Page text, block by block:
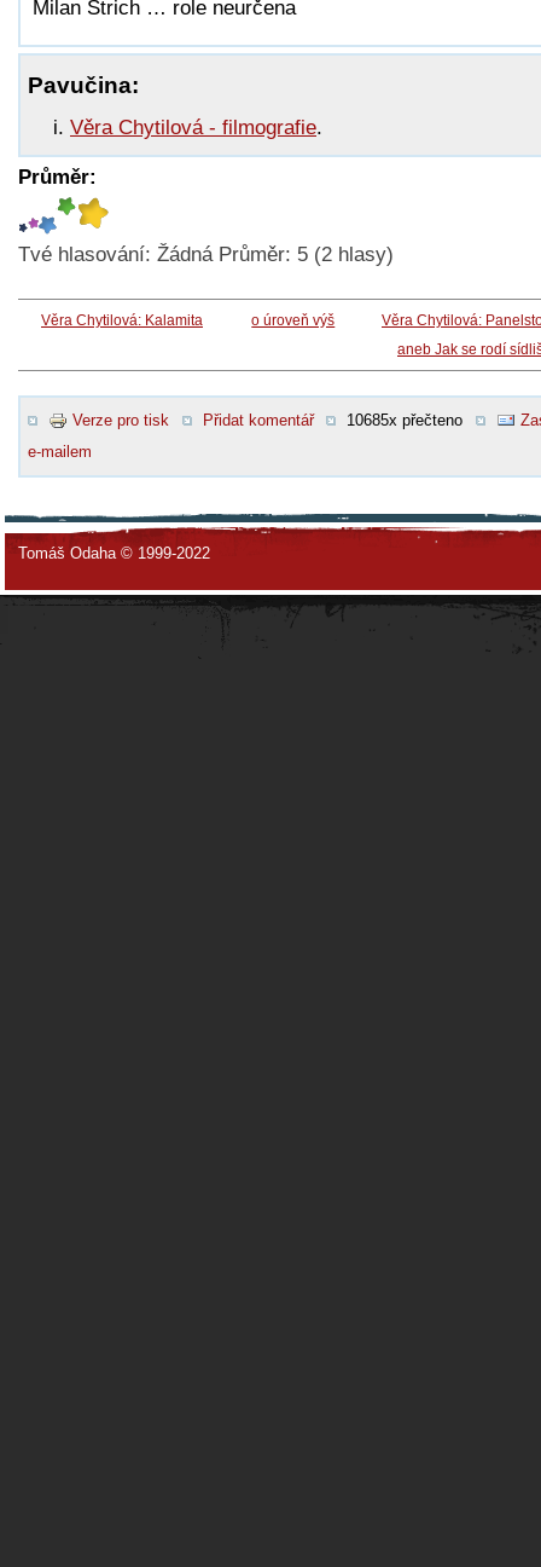
Milan Štrich … role neurčena
Pavučina:
Věra Chytilová - filmografie.
Průměr:
Tvé hlasování: Žádná Průměr: 5 (2 hlasy)
Věra Chytilová: Kalamita o úroveň výš
Věra Chytilová:
aneb Jak se rodí
Verze pro tisk Přidat komentář 10685x přečteno
e-mailem
Tomáš Odaha © 1999-2022